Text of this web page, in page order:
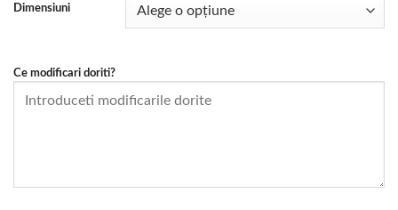
prețuri:
lei200,00
Dimensiuni
Ce modificari doriti?